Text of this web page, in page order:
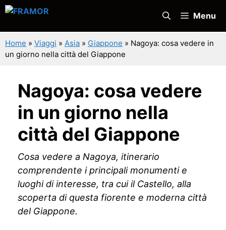
Vai
contenuto
Menu
Home » Viaggi » Asia » Giappone » Nagoya: cosa vedere in
un giorno nella città del Giappone
Nagoya: cosa vedere
in un giorno nella
città del Giappone
Cosa vedere a Nagoya, itinerario
comprendente i principali monumenti e
luoghi di interesse, tra cui il Castello, alla
scoperta di questa fiorente e moderna città
del Giappone.